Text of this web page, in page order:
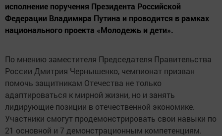
исполнение поручения Президента Российской
Федерации Владимира Путина и проводится в рамках
национального проекта «Молодежь и дети».
По мнению заместителя Председателя Правительства
России Дмитрия Чернышенко, чемпионат призван
помочь защитникам Отечества не только
адаптироваться к мирной жизни, но и занять
лидирующие позиции в отечественной экономике.
Участники смогут продемонстрировать свои навыки по
21 основной и 7 демонстрационным компетенциям.